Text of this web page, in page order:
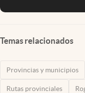
Temas relacionados
Provincias y municipios
Rutas provinciales